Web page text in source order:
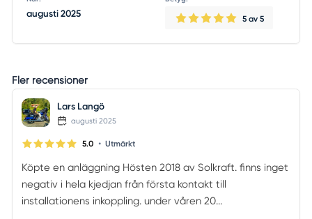
augusti 2025 5 av 5
Fler recensioner
Lars Langö
augusti 2025
5.0 • Utmärkt
Köpte en anläggning Hösten 2018 av Solkraft. finns inget
negativ i hela kjedjan från första kontakt till
installationens inkoppling. under våren 20...